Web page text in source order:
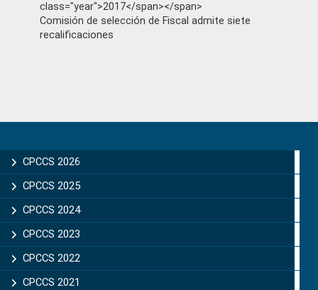
class="year">2017</span></span>
Comisión de selección de Fiscal admite siete
recalificaciones
Sidebar
CPCCS 2026
CPCCS 2025
CPCCS 2024
CPCCS 2023
CPCCS 2022
CPCCS 2021